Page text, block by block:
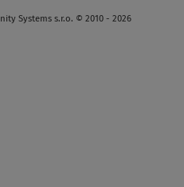
Systems s.r.o. © 2010 - 2026